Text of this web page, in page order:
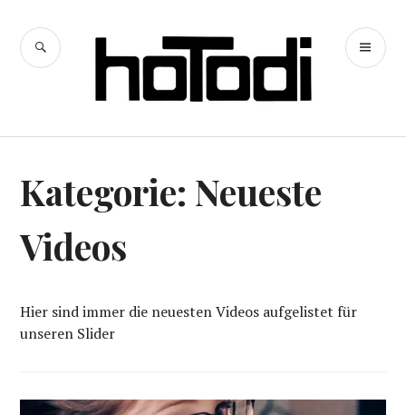
Inhalt
springen
hoTodi
SUCHE
Kategorie: Neueste
Videos
Hier sind immer die neuesten Videos aufgelistet für
unseren Slider